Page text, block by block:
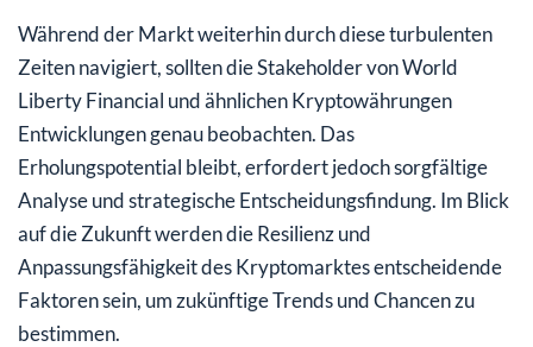
Während der Markt weiterhin durch diese turbulenten
Zeiten navigiert, sollten die Stakeholder von World
Liberty Financial und ähnlichen Kryptowährungen
Entwicklungen genau beobachten. Das
Erholungspotential bleibt, erfordert jedoch sorgfältige
Analyse und strategische Entscheidungsfindung. Im Blick
auf die Zukunft werden die Resilienz und
Anpassungsfähigkeit des Kryptomarktes entscheidende
Faktoren sein, um zukünftige Trends und Chancen zu
bestimmen.